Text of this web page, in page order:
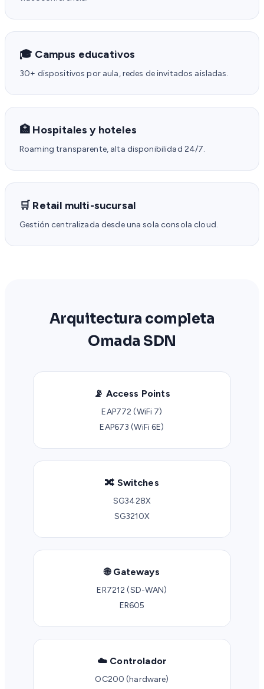
🎓 Campus educativos
30+ dispositivos por aula, redes de invitados aisladas.
🏥 Hospitales y hoteles
Roaming transparente, alta disponibilidad 24/7.
🛒 Retail multi-sucursal
Gestión centralizada desde una sola consola cloud.
Arquitectura completa
Omada SDN
📡 Access Points
EAP772 (WiFi 7)
EAP673 (WiFi 6E)
🔀 Switches
SG3428X
SG3210X
🌐 Gateways
ER7212 (SD-WAN)
ER605
☁️ Controlador
OC200 (hardware)